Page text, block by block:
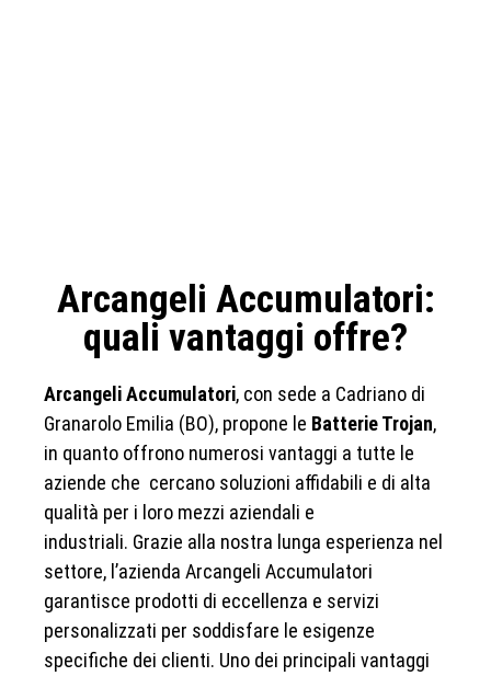
Arcangeli Accumulatori:
quali vantaggi offre?
Arcangeli Accumulatori, con sede a Cadriano di
Granarolo Emilia (BO), propone le Batterie Trojan,
in quanto offrono numerosi vantaggi a tutte le
aziende che cercano soluzioni affidabili e di alta
qualità per i loro mezzi aziendali e
industriali. Grazie alla nostra lunga esperienza nel
settore, l’azienda Arcangeli Accumulatori
garantisce prodotti di eccellenza e servizi
personalizzati per soddisfare le esigenze
specifiche dei clienti. Uno dei principali vantaggi